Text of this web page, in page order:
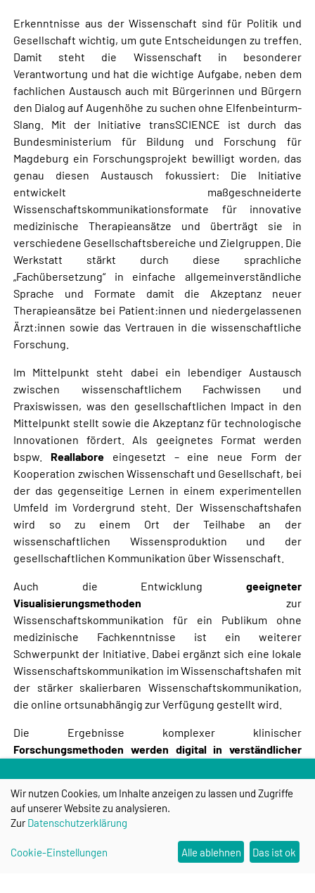
Erkenntnisse aus der Wissenschaft sind für Politik und
Gesellschaft wichtig, um gute Entscheidungen zu treffen.
Damit steht die Wissenschaft in besonderer
Verantwortung und hat die wichtige Aufgabe, neben dem
fachlichen Austausch auch mit Bürgerinnen und Bürgern
den Dialog auf Augenhöhe zu suchen ohne Elfenbeinturm-
Slang. Mit der Initiative transSCIENCE
ist durch das
Bundesministerium für Bildung und Forschung für
Magdeburg ein Forschungsprojekt bewilligt worden, das
genau diesen Austausch fokussiert: Die Initiative
entwickelt maßgeschneiderte
Wissenschaftskommunikationsformate für innovative
medizinische Therapieansätze und überträgt sie in
verschiedene Gesellschaftsbereiche und Zielgruppen. Die
Werkstatt stärkt durch diese sprachliche
„Fachübersetzung“ in einfache allgemeinverständliche
Sprache und Formate damit die Akzeptanz neuer
Therapieansätze bei Patient:innen und niedergelassenen
Ärzt:innen sowie das Vertrauen in die wissenschaftliche
Forschung.
Im Mittelpunkt steht dabei ein lebendiger Austausch
zwischen wissenschaftlichem Fachwissen und
Praxiswissen, was den gesellschaftlichen Impact in den
Mittelpunkt stellt sowie die Akzeptanz für technologische
Innovationen fördert. Als geeignetes Format werden
bspw. Reallabore eingesetzt – eine neue Form der
Kooperation zwischen Wissenschaft und Gesellschaft, bei
der das gegenseitige Lernen in einem experimentellen
Umfeld im Vordergrund steht. Der Wissenschaftshafen
wird so zu einem Ort der Teilhabe an der
wissenschaftlichen Wissensproduktion und der
gesellschaftlichen Kommunikation über Wissenschaft.
Auch die Entwicklung geeigneter
Visualisierungsmethoden zur
Wissenschaftskommunikation für ein Publikum ohne
medizinische Fachkenntnisse ist ein weiterer
Schwerpunkt der Initiative. Dabei ergänzt sich eine lokale
Wissenschafts­kommunikation im Wissenschaftshafen mit
der stärker skalierbaren Wissenschaftskommuni­ka­tion,
die online ortsunabhängig zur Verfügung gestellt wird.
Die Ergebnisse komplexer klinischer
Forschungsmethoden werden digital in verständlicher
Fachärzte bereitgestellt. Die ärztliche Praxis wird durch
medizintechnische Innovationen bereichert. Das Projekt
macht den Wissenschaftshafen somit auch für
praktizierende Ärzt:innen zu einer Anlaufstelle für ihre
Weiterbildung und trägt insgesamt zu einer stärkeren
Sichtbarkeit medizintechnischer Innovationen in der
Wir nutzen Cookies, um Inhalte anzeigen zu lassen und Zugriffe
auf unserer Website zu analysieren.
ZurDatenschutzerklärung
Cookie-Einstellungen Alle ablehnen Das ist ok